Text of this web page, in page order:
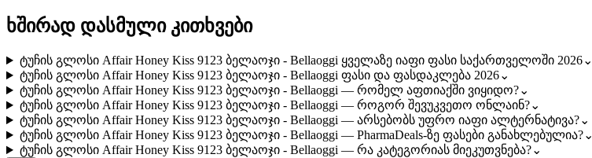
ხშირად დასმული კითხვები
ტუჩის გლოსი Affair Honey Kiss 9123 ბელაოჯი - Bellaoggi ყველაზე იაფი ფასი საქართველოში 2026⌄
ტუჩის გლოსი Affair Honey Kiss 9123 ბელაოჯი - Bellaoggi ფასი და ფასდაკლება 2026⌄
ტუჩის გლოსი Affair Honey Kiss 9123 ბელაოჯი - Bellaoggi — რომელ აფთიაქში ვიყიდო?⌄
ტუჩის გლოსი Affair Honey Kiss 9123 ბელაოჯი - Bellaoggi — როგორ შევუკვეთო ონლაინ?⌄
ტუჩის გლოსი Affair Honey Kiss 9123 ბელაოჯი - Bellaoggi — არსებობს უფრო იაფი ალტერნატივა?⌄
ტუჩის გლოსი Affair Honey Kiss 9123 ბელაოჯი - Bellaoggi — PharmaDeals-ზე ფასები განახლებულია?⌄
ტუჩის გლოსი Affair Honey Kiss 9123 ბელაოჯი - Bellaoggi — რა კატეგორიას მიეკუთვნება?⌄